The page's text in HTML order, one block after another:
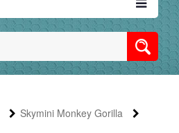
Skymini Monkey Gorilla